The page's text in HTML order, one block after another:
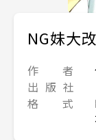
NG妹大
作 者
出 版 社
格 式